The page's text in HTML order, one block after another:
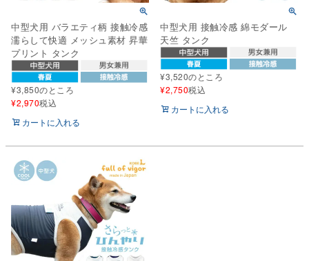
中型犬用 バラエティ柄 接触冷感
濡らして快適 メッシュ素材 昇華
プリント タンク
¥3,850のところ
¥2,970税込
カートに入れる
中型犬用 接触冷感 綿モダール
天竺 タンク
¥3,520のところ
¥2,750税込
カートに入れる